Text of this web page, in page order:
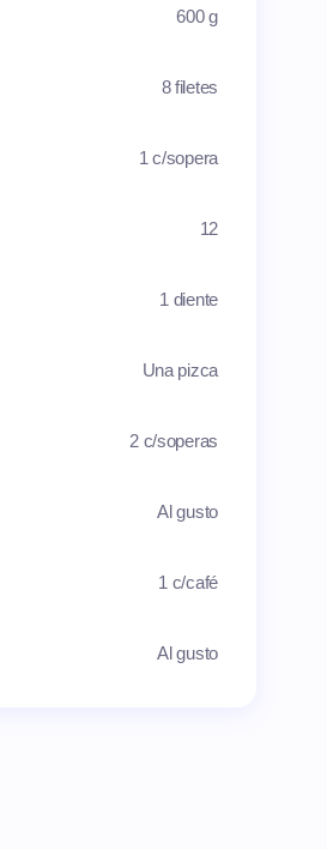
600 g
8 filetes
1 c/sopera
12
1 diente
Una pizca
2 c/soperas
Al gusto
1 c/café
Al gusto